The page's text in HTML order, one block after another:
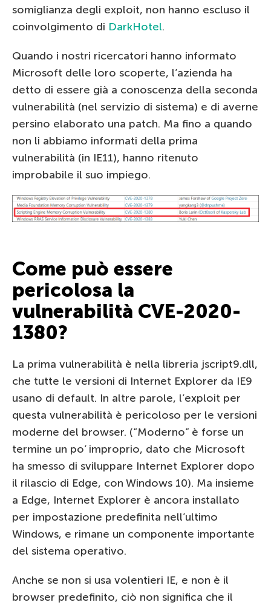
somiglianza degli exploit, non hanno escluso il
coinvolgimento di DarkHotel.
Quando i nostri ricercatori hanno informato
Microsoft delle loro scoperte, l’azienda ha
detto di essere già a conoscenza della seconda
vulnerabilità (nel servizio di sistema) e di averne
persino elaborato una patch. Ma fino a quando
non li abbiamo informati della prima
vulnerabilità (in IE11), hanno ritenuto
improbabile il suo impiego.
Come può essere
pericolosa la
vulnerabilità CVE-2020-
1380?
La prima vulnerabilità è nella libreria jscript9.dll,
che tutte le versioni di Internet Explorer da IE9
usano di default. In altre parole, l’exploit per
questa vulnerabilità è pericoloso per le versioni
moderne del browser. (“Moderno” è forse un
termine un po’ improprio, dato che Microsoft
ha smesso di sviluppare Internet Explorer dopo
il rilascio di Edge, con Windows 10). Ma insieme
a Edge, Internet Explorer è ancora installato
per impostazione predefinita nell’ultimo
Windows, e rimane un componente importante
del sistema operativo.
Anche se non si usa volentieri IE, e non è il
browser predefinito, ciò non significa che il